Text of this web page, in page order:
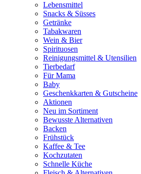
Lebensmittel
Snacks & Süsses
Getränke
Tabakwaren
Wein & Bier
Spirituosen
Reinigungsmittel & Utensilien
Tierbedarf
Für Mama
Baby
Geschenkkarten & Gutscheine
Aktionen
Neu im Sortiment
Bewusste Alternativen
Backen
Frühstück
Kaffee & Tee
Kochzutaten
Schnelle Küche